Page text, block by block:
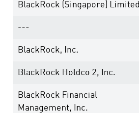
BlackRock (Singapore) Limited
---
BlackRock, Inc.
BlackRock Holdco 2, Inc.
BlackRock Financial
Management, Inc.